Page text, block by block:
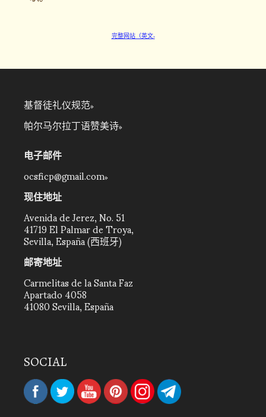
完整网站（英文
基督徒礼仪规范
帕尔马尔拉丁语赞美诗
电子邮件
ocsficp@gmail.com
现住地址
Avenida de Jerez, No. 51
41719 El Palmar de Troya,
Sevilla, España (西班牙)
邮寄地址
Carmelitas de la Santa Faz
Apartado 4058
41080 Sevilla, España
SOCIAL